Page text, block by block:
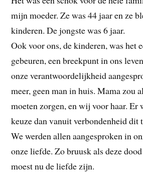
mijn moeder. Ze was 44 jaar en ze
kinderen. De jongste was 6 jaar.
Ook voor ons, de kinderen, was het
gebeuren, een breekpunt in ons
onze verantwoordelijkheid
meer, geen man in huis. Mama zou
moeten zorgen, en wij voor haar. Er
keuze dan vanuit verbondenheid dit
We werden allen aangesproken in
onze liefde. Zo bruusk als deze
moest nu de liefde zijn.